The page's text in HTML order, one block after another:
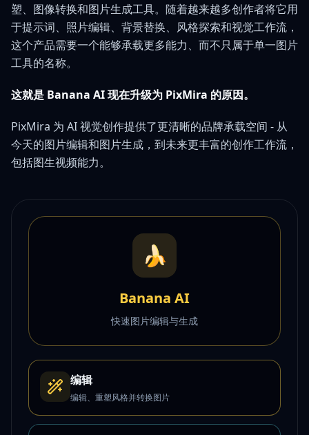
塑、图像转换和图片生成工具。随着越来越多创作者将它用
于提示词、照片编辑、背景替换、风格探索和视觉工作流，
这个产品需要一个能够承载更多能力、而不只属于单一图片
工具的名称。
这就是 Banana AI 现在升级为 PixMira 的原因。
PixMira 为 AI 视觉创作提供了更清晰的品牌承载空间 - 从
今天的图片编辑和图片生成，到未来更丰富的创作工作流，
包括图生视频能力。
🍌
Banana AI
快速图片编辑与生成
编辑
编辑、重塑风格并转换图片